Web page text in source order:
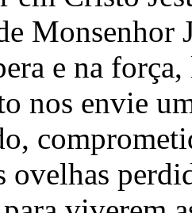
Monsenhor
e na
nos envie
ovelhas